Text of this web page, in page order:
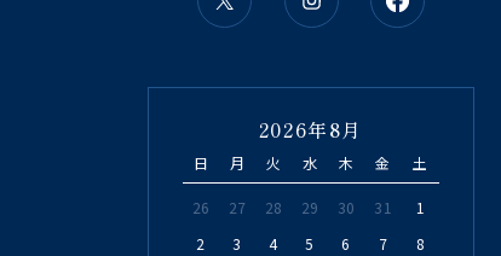
2026年8月
日 月 火 水 木 金 土
26 27 28 29 30 31
1
2
3 4 5 6 7
8